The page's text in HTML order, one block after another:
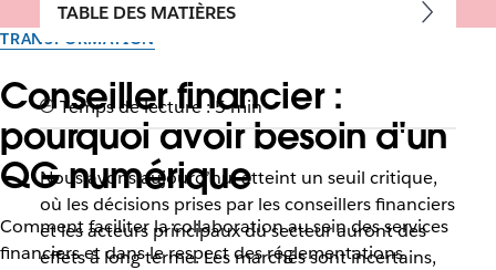
TRANSFORMATION
Conseiller financier :
pourquoi avoir besoin d'un
QG numérique
Comment faciliter la collaboration au sein des services
financiers et dans le respect des réglementations
TABLE DES MATIÈRES
Temps de lecture : 5 min
Nous avons aujourd’hui atteint un seuil critique,
où les décisions prises par les conseillers financiers
et les acteurs principaux du secteur auront des
effets à long terme. Les marchés sont incertains,